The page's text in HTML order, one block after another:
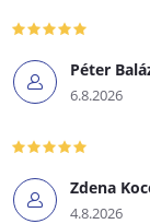
Péter
6.8.2026
Zdena
4.8.2026